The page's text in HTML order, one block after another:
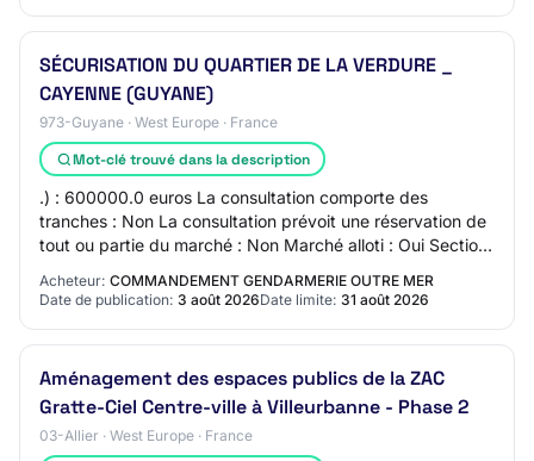
SÉCURISATION DU QUARTIER DE LA VERDURE _
CAYENNE (GUYANE)
973-Guyane · West Europe · France
Mot-clé trouvé dans la description
.) : 600000.0 euros La consultation comporte des
tranches : Non La consultation prévoit une réservation de
tout ou partie du marché : Non Marché alloti : Oui Section
Acheteur: COMMANDEMENT GENDARMERIE OUTRE MER
Date de publication: 3 août 2026Date limite: 31 août 2026
Aménagement des espaces publics de la ZAC
Gratte-Ciel Centre-ville à Villeurbanne - Phase 2
03-Allier · West Europe · France